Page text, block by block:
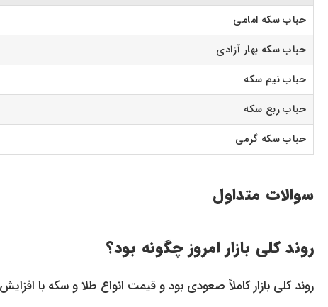
حباب سکه امامی
حباب سکه بهار آزادی
حباب نیم سکه
حباب ربع سکه
حباب سکه گرمی
سوالات متداول
روند کلی بازار امروز چگونه بود؟
روند کلی بازار کاملاً صعودی بود و قیمت انواع طلا و سکه با